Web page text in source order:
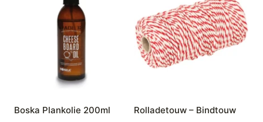
Boska Plankolie 200ml
Rolladetouw – Bindtouw